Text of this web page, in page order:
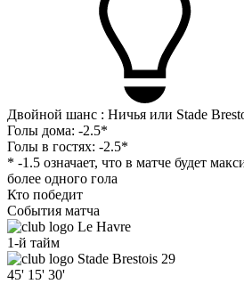
Двойной шанс : Ничья или Stade
Голы дома: -2.5*
Голы в гостях: -2.5*
* -1.5 означает, что в матче будет
более одного гола
Кто победит
События матча
Le Havre
1-й тайм
Stade Brestois 29
45' 15' 30'